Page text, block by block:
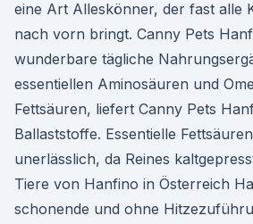
eine Art Alleskönner, der fast alle
nach vorn bringt. Canny Pets
wunderbare tägliche
essentiellen Aminosäuren und
Fettsäuren, liefert Canny Pets
Ballaststoffe. Essentielle
unerlässlich, da Reines
Tiere von Hanfino in Österreich
schonende und ohne